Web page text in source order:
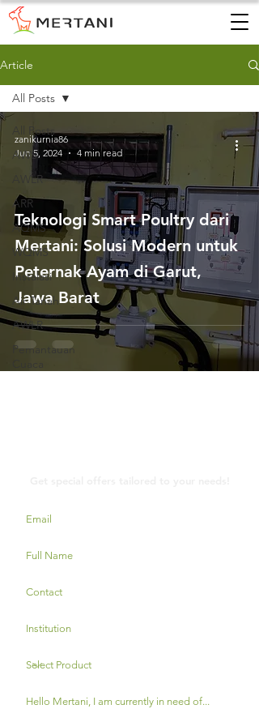
Article
All Posts
AWS
AWLR
ARR
AQMS
WQMS
Instalasi
Air Tanah
AWLR
Pemantauan
All Posts
Teknologi Smart Poultry dari
Mertani: Solusi Modern untuk
Peternak Ayam di Garut,
Jawa Barat
zanikurnia86
Jun 5, 2024
4 min read